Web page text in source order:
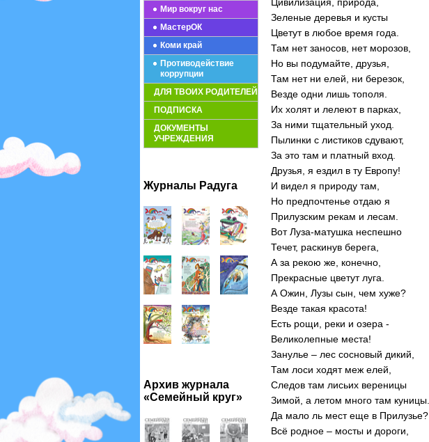
Мир вокруг нас
МастерОК
Коми край
Противодействие
коррупции
ДЛЯ ТВОИХ РОДИТЕЛЕЙ
ПОДПИСКА
ДОКУМЕНТЫ
УЧРЕЖДЕНИЯ
Журналы Радуга
Архив журнала
«Семейный круг»
Зеленые деревья и кусты
Цветут в любое время года.
Там нет заносов, нет морозов,
Но вы подумайте, друзья,
Там нет ни елей, ни березок,
Везде одни лишь тополя.
Их холят и лелеют в парках,
За ними тщательный уход.
Пылинки с листиков сдувают,
За это там и платный вход.
Друзья, я ездил в ту Европу!
И видел я природу там,
Но предпочтенье отдаю я
Прилузским рекам и лесам.
Вот Луза-матушка неспешно
Течет, раскинув берега,
А за рекою же, конечно,
Прекрасные цветут луга.
А Ожин, Лузы сын, чем хуже?
Везде такая красота!
Есть рощи, реки и озера -
Великолепные места!
Занулье – лес сосновый дикий,
Там лоси ходят меж елей,
Следов там лисьих вереницы
Зимой, а летом много там куницы.
Да мало ль мест еще в Прилузье?
Всё родное – мосты и дороги,